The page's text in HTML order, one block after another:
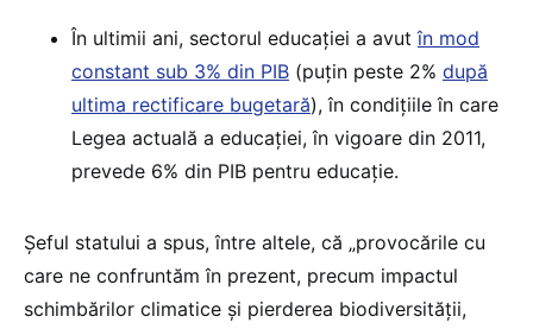
În ultimii ani, sectorul educației a avutîn mod
constant sub 3% din PIB (puțin peste 2% după
ultima rectificare bugetară), în condițiile în care
Legea actuală a educației, în vigoare din 2011,
prevede 6% din PIB pentru educație.
Șeful statului a spus, între altele, că „provocările cu
care ne confruntăm în prezent, precum impactul
schimbărilor climatice și pierderea biodiversității,